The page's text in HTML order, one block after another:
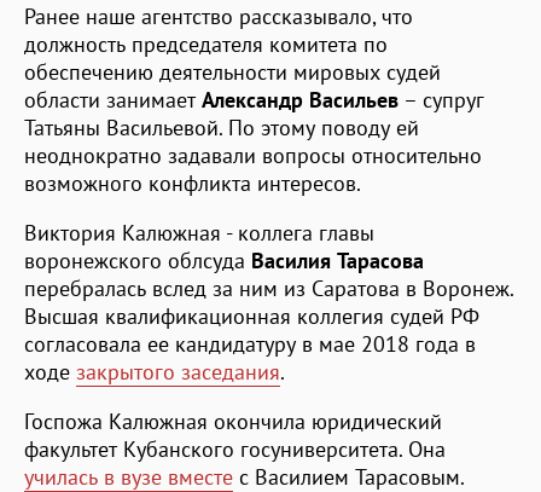
Ранее наше агентство рассказывало, что
должность председателя комитета по
обеспечению деятельности мировых судей
области занимаетАлександр Васильев – супруг
Татьяны Васильевой. По этому поводу ей
неоднократно задавали вопросы относительно
возможного конфликта интересов.
Виктория Калюжная - коллега главы
воронежского облсуда Василия Тарасова
перебралась вслед за ним из Саратова в Воронеж.
Высшая квалификационная коллегия судей РФ
согласовала ее кандидатуру в мае 2018 года в
ходе закрытого заседания.
Госпожа Калюжная окончила юридический
факультет Кубанского госуниверситета. Она
училась в вузе вместе с Василием Тарасовым.